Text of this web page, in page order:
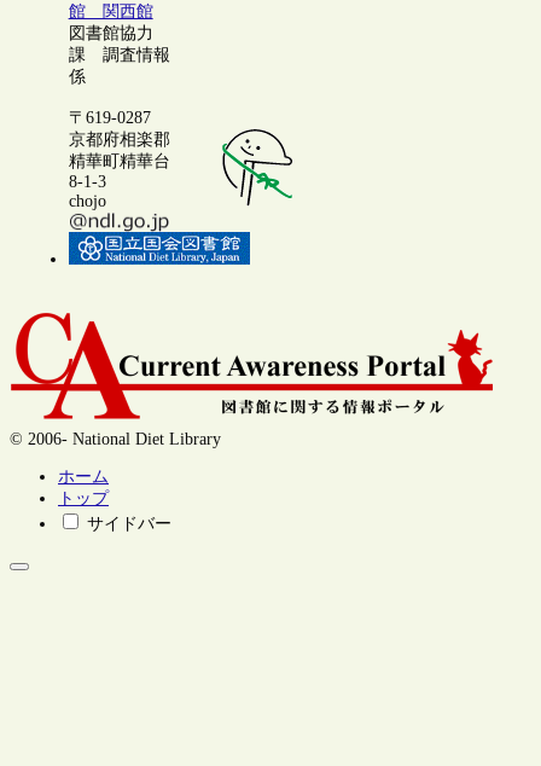
館 関西館
図書館協力
課 調査情報
係
〒619-0287
京都府相楽郡
精華町精華台
8-1-3
chojo
© 2006- National Diet Library
ホーム
トップ
サイドバー